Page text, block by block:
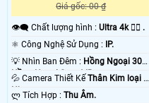
Giá gốc: 00 ₫
👁️‍🗨 Chất lượng hình : Ultra 4k 👍🏾 .
⚛️ Công Nghệ Sử Dụng : IP.
💡 Nhìn Ban Đêm : Hồng Ngoại 30m
Hồng Ngoại Smart IR.
💦 Camera Thiết KếThân Kim loại +
Nhựa.
️ლ Tích Hợp : Thu Âm.